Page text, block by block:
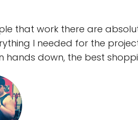
that work there are
I needed for the
hands down, the best